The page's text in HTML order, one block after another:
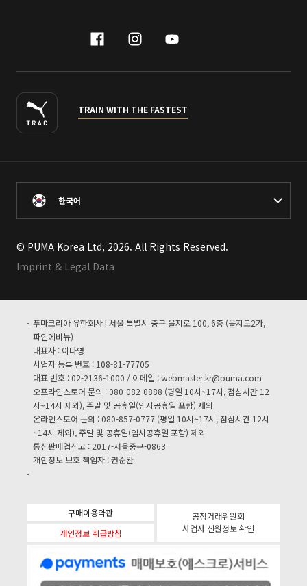
facebook
instagram
youtube
TRAIN WITH THE FASTEST
한국어
© PUMA Korea Ltd, 2026. All Rights Reserved.
Imprint & Legal Data
푸마코리아 유한회사 I 서울 특별시 중구 을지로 100, 6층 (을지로2가,
파인에비뉴)
대표자 : 이나영
사업자 등록 번호 : 108-81-77705
대표 번호 : 02-2136-1000 / 이메일 :webmaster.kr@puma.com
오프라인스토어 문의 : 080-082-0888 (평일 10시~17시, 점심시간 12
시~14시 제외), 주말 및 공휴일(임시공휴일 포함) 제외
온라인스토어 문의 : 080-857-0777 (평일 10시~17시, 점심시간 12시
~14시 제외), 주말 및 공휴일(임시공휴일 포함) 제외
통신판매업신고 : 2017-서울중구-0863
개인정보 보호 책임자 : 권순완
구매이용약관
개인정보 취급방침
공정거래위원회
사업자 신원정보 확인